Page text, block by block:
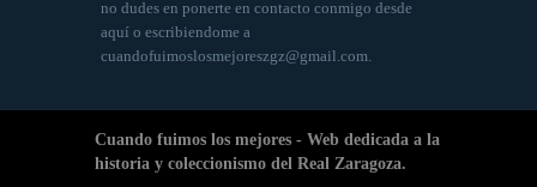
no dudes en ponerte en contacto conmigo desde
aquí o escribiendome a
cuandofuimoslosmejoreszgz@gmail.com.
Cuando fuimos los mejores - Web dedicada a la
historia y coleccionismo del Real Zaragoza.